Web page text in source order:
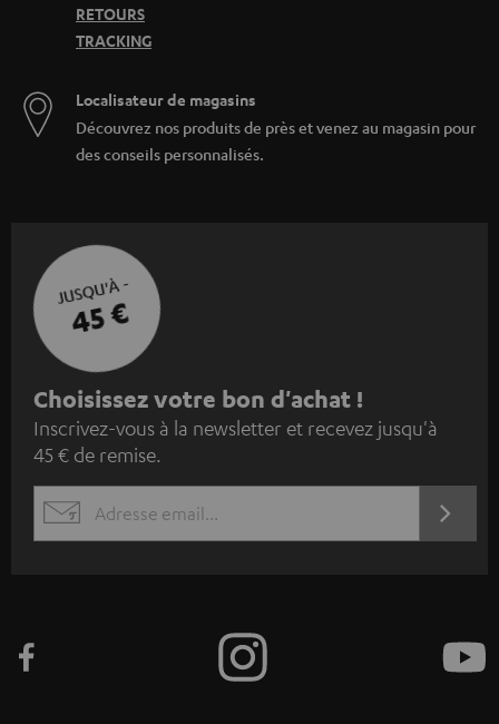
RETOURS
TRACKING
Localisateur de magasins
Découvrez nos produits de près et venez au magasin pour
des conseils personnalisés.
JUSQU'À -
45 €
I
n
s
c
r
z
Choisissez votre bon d'achat !
Inscrivez-vous à la newsletter et recevez jusqu'à
45 € de remise.
EMAIL